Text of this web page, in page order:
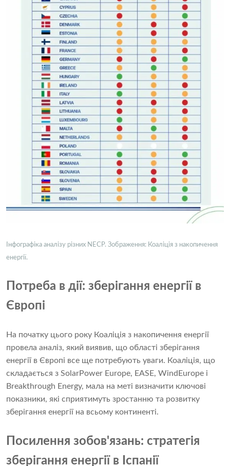
Інфографіка аналізу різних NECP. Зображення: Коаліція з накопичення
енергії.
Потреба в дії: зберігання енергії в
Європі
На початку цього року Коаліція з накопичення енергії
провела аналіз, який виявив, що області зберігання
енергії в Європі все ще потребують уваги. Коаліція, що
складається з SolarPower Europe, EASE, WindEurope і
Breakthrough Energy, мала на меті визначити ключові
показники, які сприятимуть зростанню та розвитку
зберігання енергії на всьому континенті.
Посилення зобов'язань: стратегія
зберігання енергії в Іспанії